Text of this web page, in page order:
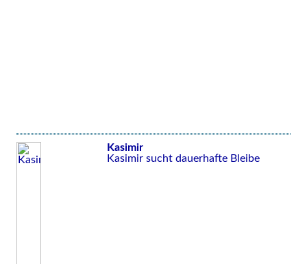
Kasimir
Kasimir sucht dauerhafte Bleibe